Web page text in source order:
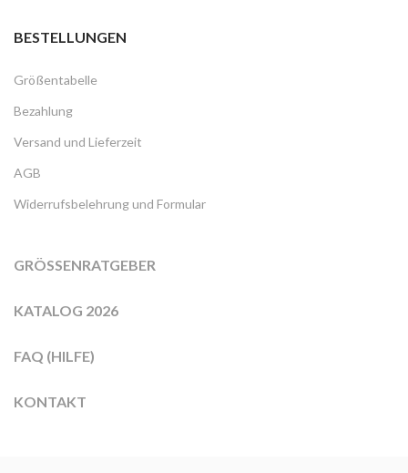
BESTELLUNGEN
Größentabelle
Bezahlung
Versand und Lieferzeit
AGB
Widerrufsbelehrung und Formular
GRÖSSENRATGEBER
KATALOG 2026
FAQ (HILFE)
KONTAKT